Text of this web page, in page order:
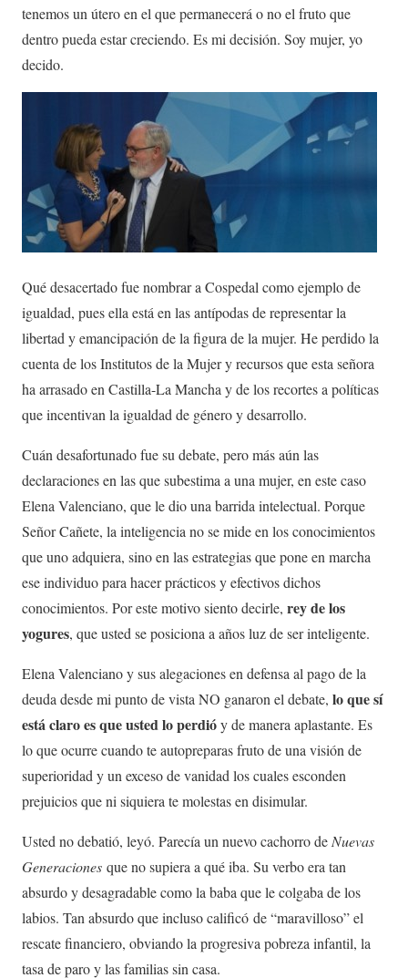
tenemos un útero en el que permanecerá o no el fruto que
dentro pueda estar creciendo. Es mi decisión. Soy mujer, yo
decido.
Qué desacertado fue nombrar a Cospedal como ejemplo de
igualdad, pues ella está en las antípodas de representar la
libertad y emancipación de la figura de la mujer. He perdido la
cuenta de los Institutos de la Mujer y recursos que esta señora
ha arrasado en Castilla-La Mancha y de los recortes a políticas
que incentivan la igualdad de género y desarrollo.
Cuán desafortunado fue su debate, pero más aún las
declaraciones en las que subestima a una mujer, en este caso
Elena Valenciano, que le dio una barrida intelectual. Porque
Señor Cañete, la inteligencia no se mide en los conocimientos
que uno adquiera, sino en las estrategias que pone en marcha
ese individuo para hacer prácticos y efectivos dichos
conocimientos. Por este motivo siento decirle, rey de los
yogures, que usted se posiciona a años luz de ser inteligente.
Elena Valenciano y sus alegaciones en defensa al pago de la
deuda desde mi punto de vista NO ganaron el debate, lo que sí
está claro es que usted lo perdióy de manera aplastante. Es
lo que ocurre cuando te autopreparas fruto de una visión de
superioridad y un exceso de vanidad los cuales esconden
prejuicios que ni siquiera te molestas en disimular.
Usted no debatió, leyó. Parecía un nuevo cachorro deNuevas
Generaciones que no supiera a qué iba. Su verbo era tan
absurdo y desagradable como la baba que le colgaba de los
labios. Tan absurdo que incluso calificó de “maravilloso” el
rescate financiero, obviando la progresiva pobreza infantil, la
tasa de paro y las familias sin casa.